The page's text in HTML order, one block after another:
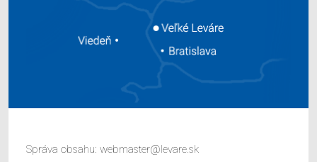
Správa obsahu: webmaster@levare.sk